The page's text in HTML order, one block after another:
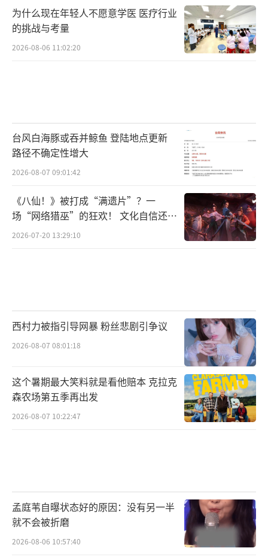
为什么现在年轻人不愿意学医 医疗行业
的挑战与考量
2026-08-06 11:02:20
台风白海豚或吞并鲸鱼 登陆地点更新
路径不确定性增大
2026-08-07 09:01:42
《八仙！》被打成“满遗片”？一
场“网络猎巫”的狂欢！ 文化自信还是
焦虑？
2026-07-20 13:29:10
西村力被指引导网暴 粉丝悲剧引争议
2026-08-07 08:01:18
这个暑期最大笑料就是看他赔本 克拉克
森农场第五季再出发
2026-08-07 10:22:47
孟庭苇自曝状态好的原因：没有另一半
就不会被折磨
2026-08-06 10:57:40